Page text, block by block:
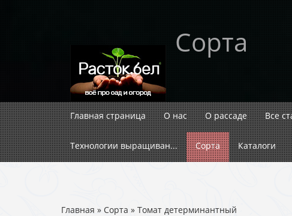
Сорта
Главная страница О нас О рассаде Все
Технологии выращиван... Сорта Каталоги
Главная » Сорта » Томат детерминантный